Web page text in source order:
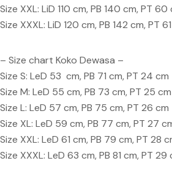
Size XXL: LiD 110 cm, PB 140 cm, PT 60
Size XXXL: LiD 120 cm, PB 142 cm, PT
– Size chart Koko Dewasa –
Size S: LeD 53 cm, PB 71 cm, PT 24 cm
Size M: LeD 55 cm, PB 73 cm, PT 25 cm
Size L: LeD 57 cm, PB 75 cm, PT 26 cm
Size XL: LeD 59 cm, PB 77 cm, PT 27
Size XXL: LeD 61 cm, PB 79 cm, PT 28
Size XXXL: LeD 63 cm, PB 81 cm, PT 29